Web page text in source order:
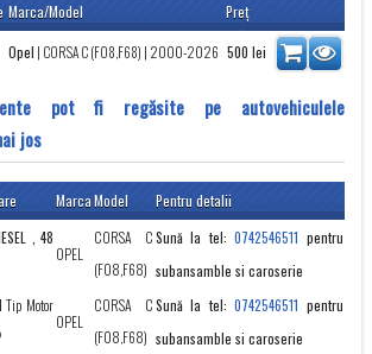
Marca/Model
Preţ
Opel | CORSA C (F08,F68) | 2000-2026 500 lei
pot fi regăsite pe autovehiculele
jos
MarcaModel
Pentru detalii
, 48
OPEL
CORSA C
(F08,F68)
Sună la tel:0742546511 pentru
subansamble si caroserie
Tip Motor
OPEL
CORSA C
(F08,F68)
Sună la tel:0742546511 pentru
subansamble si caroserie